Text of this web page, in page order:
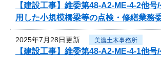
【建設工事】維委第48-A2-ME-4-2他
用した小規模橋梁等の点検・修繕業務
2025年7月28日更新 美濃土木事務所
【建設工事】維委第48-A2-ME-4-1他